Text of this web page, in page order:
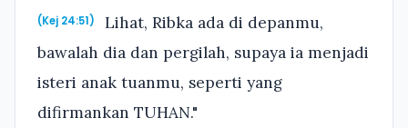
(Kej 24:51)
Lihat, Ribka ada di depanmu,
bawalah dia dan pergilah, supaya ia menjadi
isteri anak tuanmu, seperti yang
difirmankan TUHAN."